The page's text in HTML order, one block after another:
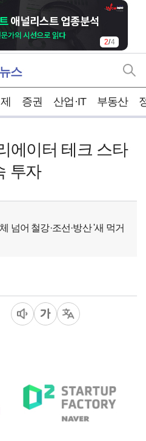
2/4
뉴스
증권 산업·IT 부동산
에이터 테크 스타
투자
넘어 철강·조선·방산 '새 먹거